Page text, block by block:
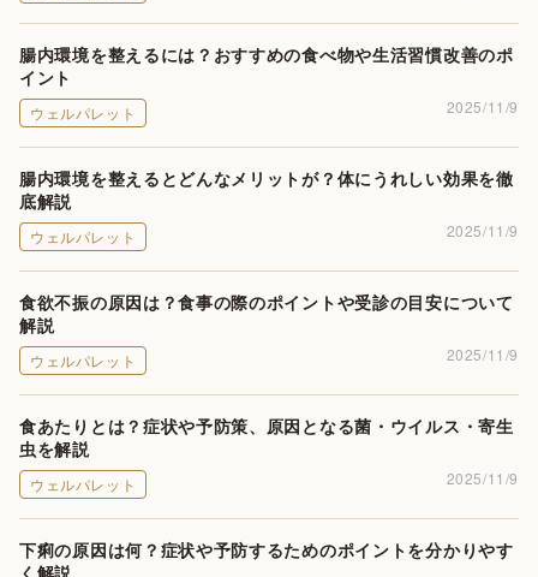
腸内環境を整えるには？おすすめの食べ物や生活習慣改善のポ
イント
ウェルパレット 2025/11/9
腸内環境を整えるとどんなメリットが？体にうれしい効果を徹
底解説
ウェルパレット 2025/11/9
食欲不振の原因は？食事の際のポイントや受診の目安について
解説
ウェルパレット 2025/11/9
食あたりとは？症状や予防策、原因となる菌・ウイルス・寄生
虫を解説
ウェルパレット 2025/11/9
下痢の原因は何？症状や予防するためのポイントを分かりやす
く解説